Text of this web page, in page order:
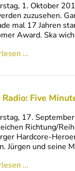
1. Oktober
zuzusehen.
mal 17 Jahren
Award. Ska
...
Radio: Five
17.
Richtung/
Hardcore-
Jürgen und seine
...